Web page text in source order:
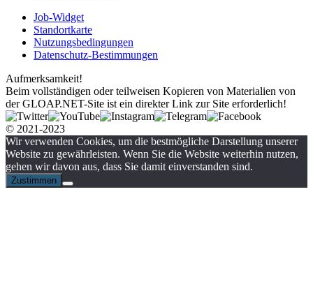
Job-Widget
Standortkarte
Nutzungsbedingungen
Datenschutz-Bestimmungen
Aufmerksamkeit!
Beim vollständigen oder teilweisen Kopieren von Materialien von
der GLOAP.NET-Site ist ein direkter Link zur Site erforderlich!
© 2021-2023
Wir verwenden Cookies, um die bestmögliche Darstellung unserer
Website zu gewährleisten. Wenn Sie die Website weiterhin nutzen,
gehen wir davon aus, dass Sie damit einverstanden sind.
Zustimmen